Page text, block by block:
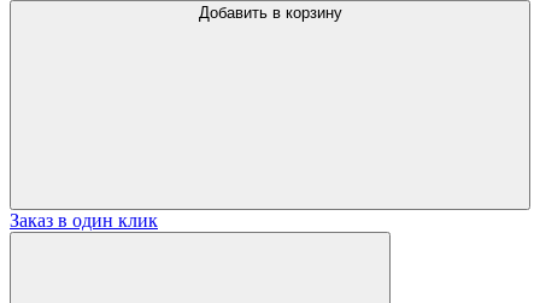
Добавить в корзину
Заказ в один клик